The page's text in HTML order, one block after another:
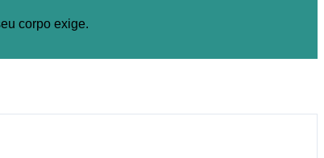
corpo exige.